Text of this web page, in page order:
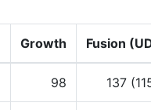
Growth Fusion
98 137